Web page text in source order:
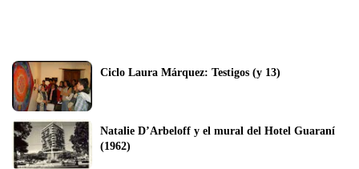
Ciclo Laura Márquez: Testigos (y 13)
Natalie D’Arbeloff y el mural del Hotel Guaraní
(1962)